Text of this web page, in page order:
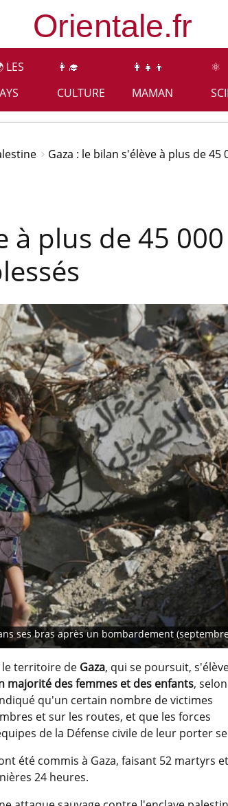
LES
👩‍🎓
CULTURE
👩‍👧‍👦
MAMAN
⚛️
Gaza : le bilan s'élève à plus de
à plus de 45 000
ses bras après un bombardement
le territoire de Gaza, qui se poursuit,
majorité des femmes et des enfants,
qu'un certain nombre de victimes
et sur les routes, et que les forces
de la Défense civile de leur porter
été commis à Gaza, faisant 52 martyrs
24 heures.